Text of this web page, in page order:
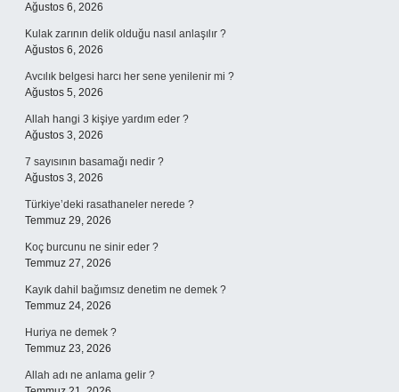
Ağustos 6, 2026
Kulak zarının delik olduğu nasıl anlaşılır ?
Ağustos 6, 2026
Avcılık belgesi harcı her sene yenilenir mi ?
Ağustos 5, 2026
Allah hangi 3 kişiye yardım eder ?
Ağustos 3, 2026
7 sayısının basamağı nedir ?
Ağustos 3, 2026
Türkiye’deki rasathaneler nerede ?
Temmuz 29, 2026
Koç burcunu ne sinir eder ?
Temmuz 27, 2026
Kayık dahil bağımsız denetim ne demek ?
Temmuz 24, 2026
Huriya ne demek ?
Temmuz 23, 2026
Allah adı ne anlama gelir ?